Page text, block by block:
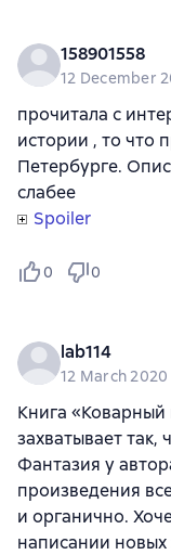
158901558
12 December
прочитала с
истории , то что
Петербурге.
слабее
Spoiler
0 0
lab114
12 March 2020
Книга «Коварный
захватывает так,
Фантазия у
произведения
и органично.
написании